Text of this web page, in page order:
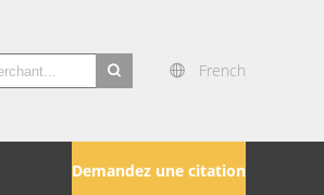
French
Demandez une citation